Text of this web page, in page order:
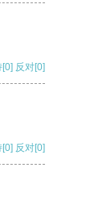
[0] 反对[0]
[0] 反对[0]